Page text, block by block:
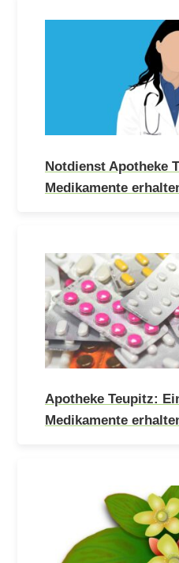
Notdienst Apotheke
Medikamente
Apotheke Teupitz:
Medikamente